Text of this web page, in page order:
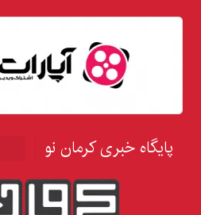
پایگاه خبری کرمان نو